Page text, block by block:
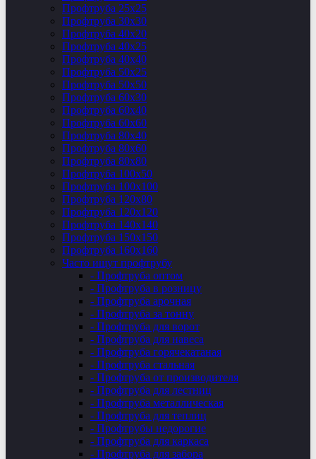
Профтруба 25х25
Профтруба 30х30
Профтруба 40х20
Профтруба 40х25
Профтруба 40х40
Профтруба 50х25
Профтруба 50х50
Профтруба 60х30
Профтруба 60х40
Профтруба 60х60
Профтруба 80х40
Профтруба 80х60
Профтруба 80х80
Профтруба 100х50
Профтруба 100х100
Профтруба 120х80
Профтруба 120х120
Профтруба 140х140
Профтруба 150х150
Профтруба 160х160
Часто ищут профтрубу
- Профтруба оптом
- Профтруба в розницу
- Профтруба арочная
- Профтруба за тонну
- Профтруба для ворот
- Профтруба для навеса
- Профтруба горячекатаная
- Профтруба стальная
- Профтруба от производителя
- Профтруба для лестниц
- Профтруба металлическая
- Профтруба для теплиц
- Профтрубы недорогие
- Профтруба для каркаса
- Профтруба для забора